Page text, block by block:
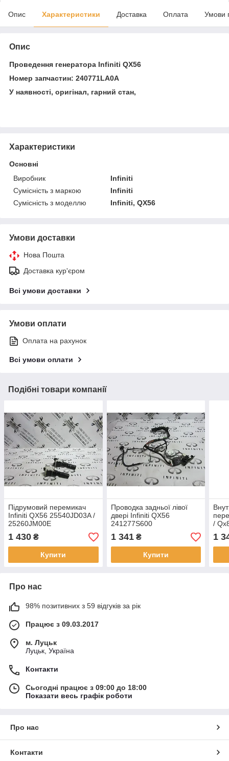
Опис Характеристики Доставка Оплата Умови
Опис
Проведення генератора Infiniti QX56
Номер запчастин: 240771LA0A
У наявності, оригінал, гарний стан,
Характеристики
Основні
Виробник
Infiniti
Сумісність з маркою
Infiniti
Сумісність з моделлю
Infiniti, QX56
Умови доставки
Нова Пошта
Доставка кур'єром
Всі умови доставки
Умови оплати
Оплата на рахунок
Всі умови оплати
Подібні товари компанії
Підрумовий перемикач
Infiniti QX56 25540JD03A /
25260JM00E
1 430 ₴
Купити
Проводка задньої лівої
двері Infiniti QX56
241277S600
1 341₴
Купити
/
1
Про нас
98% позитивних з 59 відгуків за рік
Працює з 09.03.2017
м. Луцьк
Луцьк, Україна
Контакти
Сьогодні працює з 09:00 до 18:00
Показати весь графік роботи
Про нас
Контакти